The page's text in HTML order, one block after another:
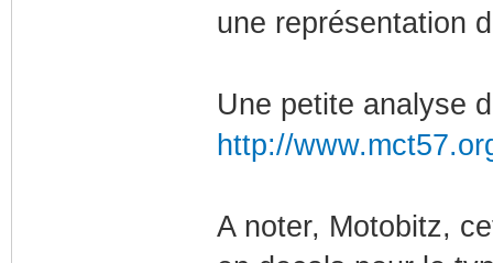
une représentation
Une petite analyse
http://
A noter, Motobitz,